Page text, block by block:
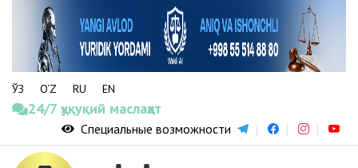
ЎЗ O‘Z RU EN
24/7 ҳуқуқий маслаҳат
Специальные возможности